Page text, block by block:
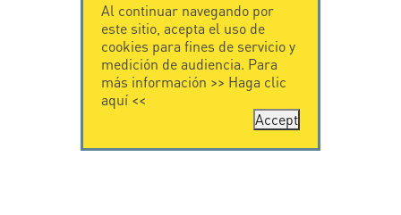
Al continuar navegando por
este sitio, acepta el uso de
cookies para fines de servicio y
medición de audiencia. Para
más información >> Haga clic
aquí<<
Accept